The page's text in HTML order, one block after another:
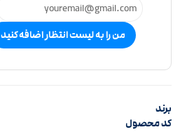
من را به لیست انتظار اضافه کنید
برند
کد محصول